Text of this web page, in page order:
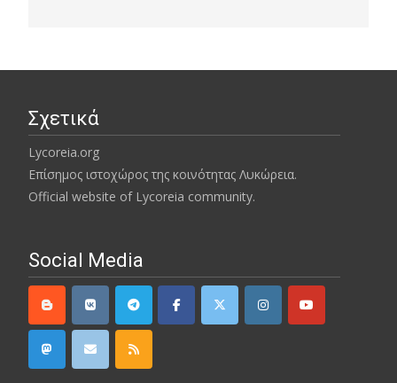
Σχετικά
Lycoreia.org
Επίσημος ιστοχώρος της κοινότητας Λυκώρεια.
Official website of Lycoreia community.
Social Media